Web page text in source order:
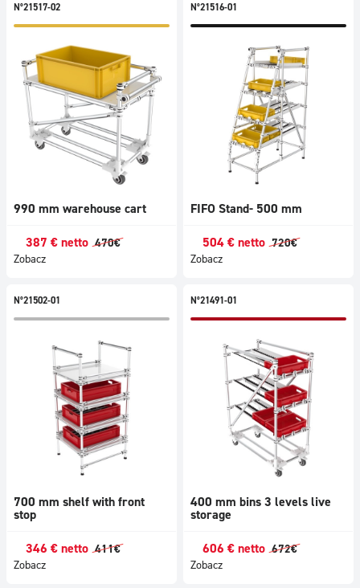
N°21517-02
990 mm warehouse cart
387 € netto 470€
Zobacz
N°21516-01
FIFO Stand- 500 mm
504 € netto 720€
Zobacz
N°21502-01
700 mm shelf with front
stop
346 € netto 411€
Zobacz
N°21491-01
400 mm bins 3 levels live
storage
606 € netto 672€
Zobacz